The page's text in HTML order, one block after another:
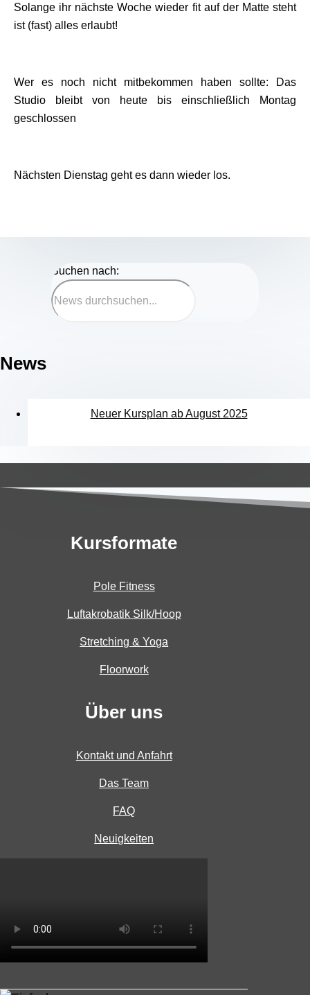
Solange ihr nächste Woche wieder fit auf der Matte steht
ist (fast) alles erlaubt!
Wer es noch nicht mitbekommen haben sollte: Das
Studio bleibt von heute bis einschließlich Montag
geschlossen
Nächsten Dienstag geht es dann wieder los.
Suchen nach:
News
Neuer Kursplan ab August 2025
Kursformate
Pole Fitness
Luftakrobatik Silk/Hoop
Stretching & Yoga
Floorwork
Über uns
Kontakt und Anfahrt
Das Team
FAQ
Neuigkeiten